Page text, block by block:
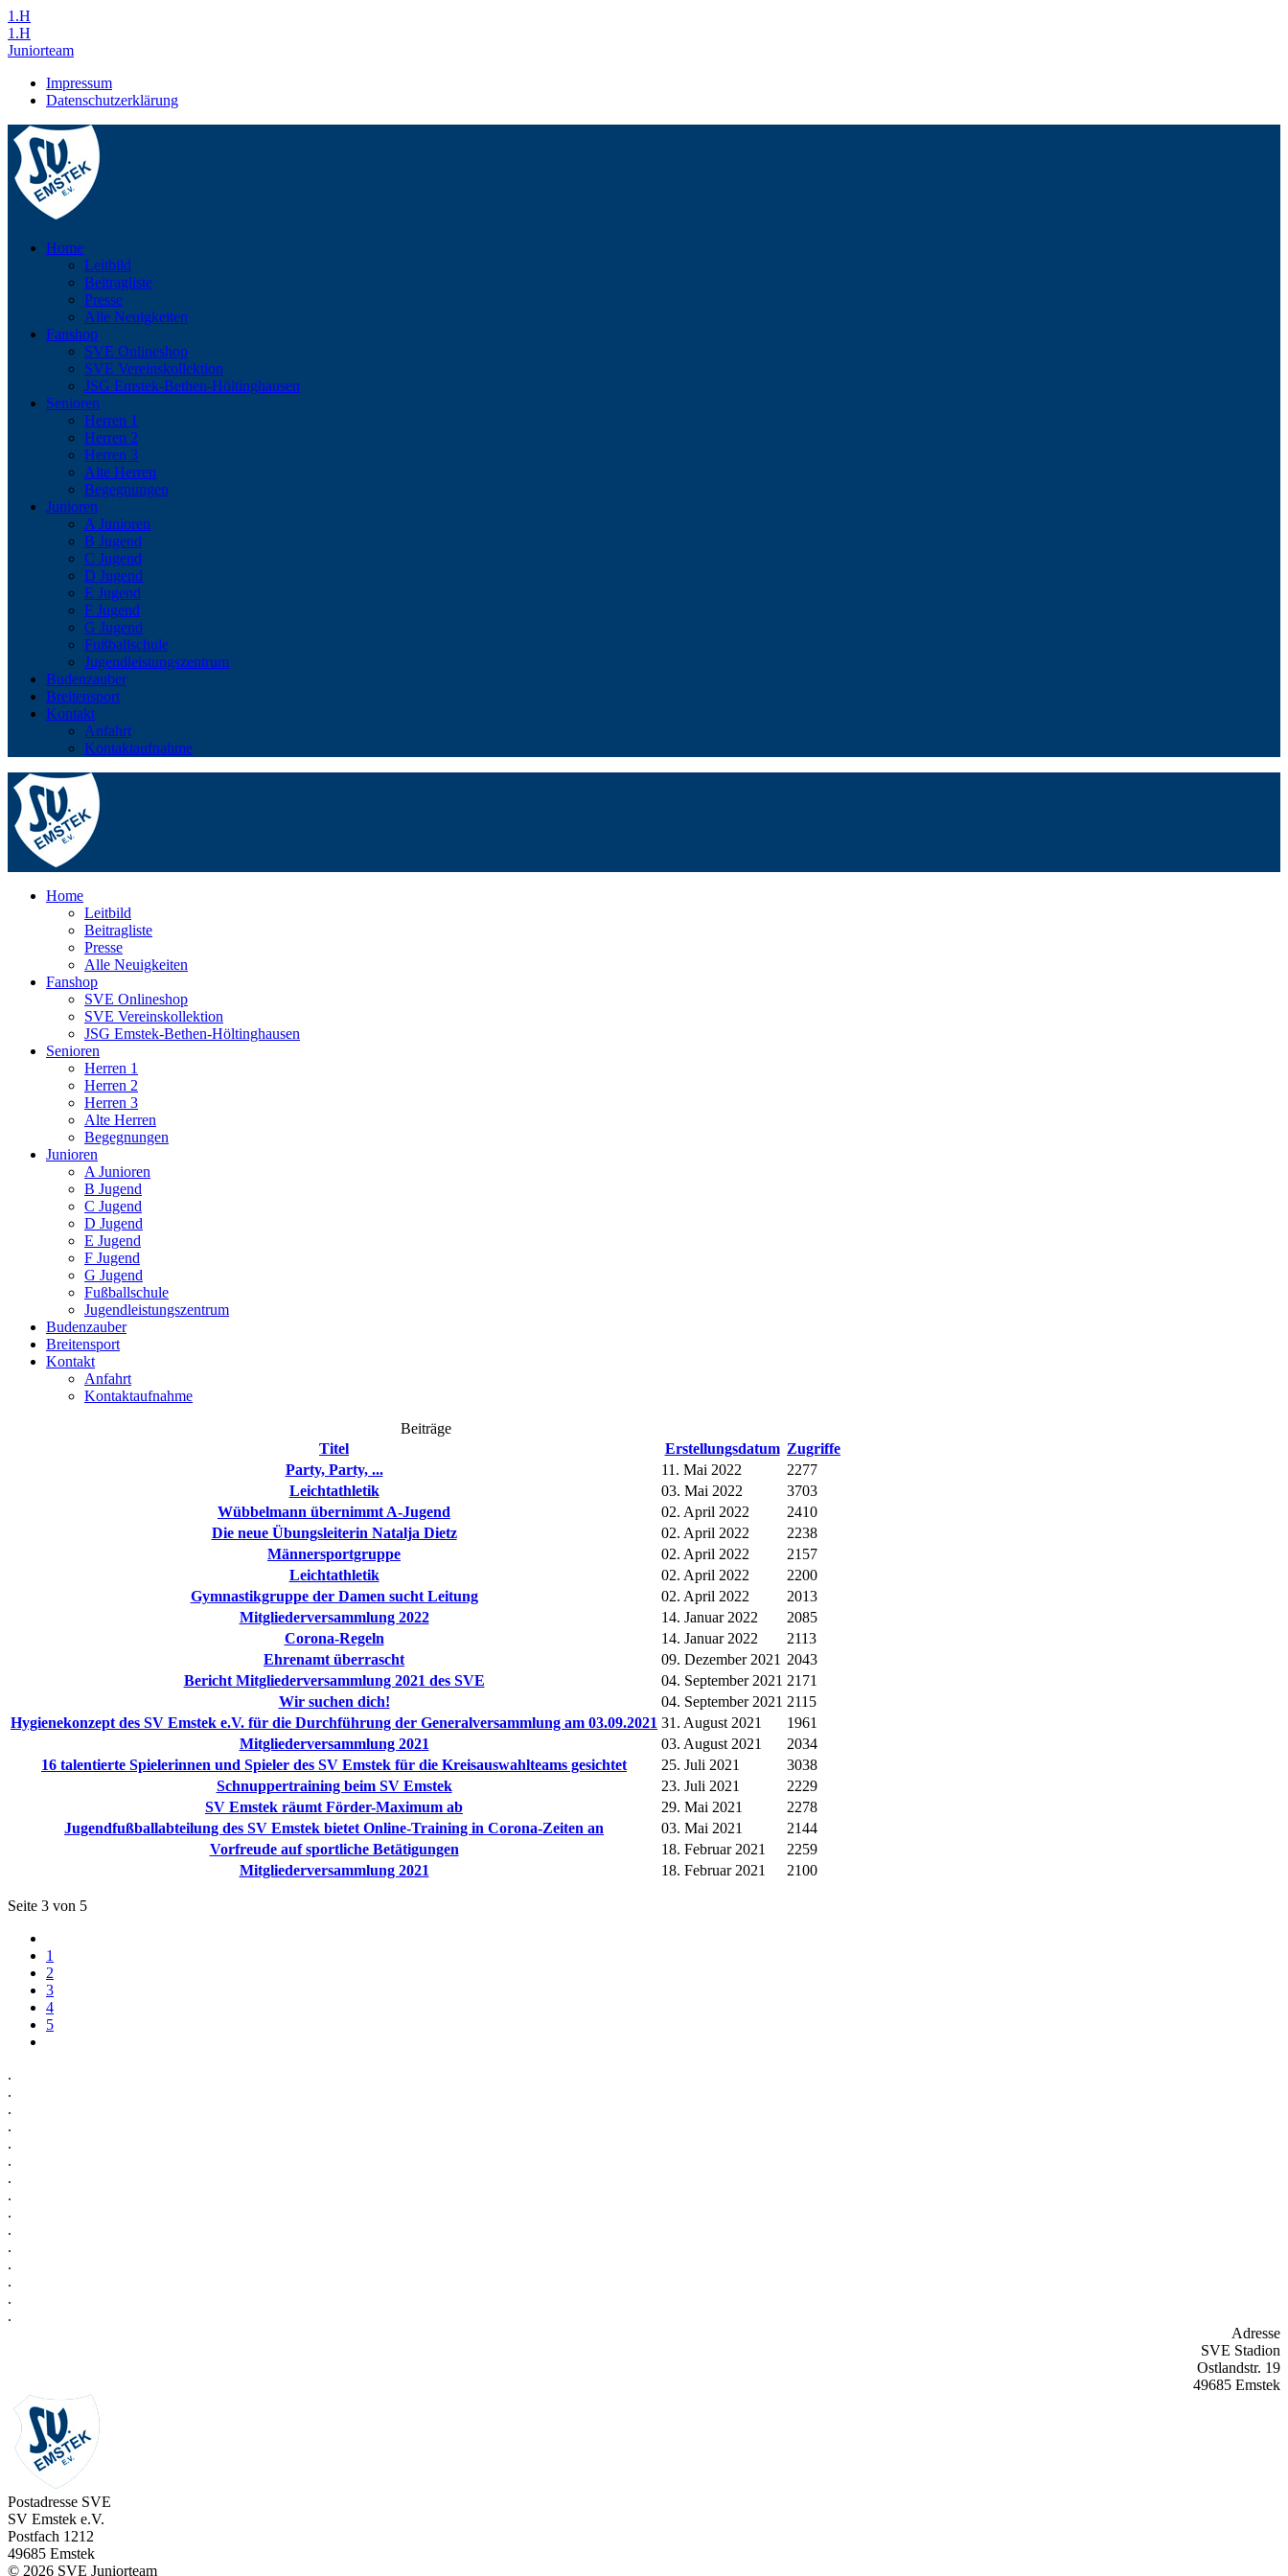
1.H
1.H
Juniorteam
Impressum
Datenschutzerklärung
Home
Leitbild
Beitragliste
Presse
Alle Neuigkeiten
Fanshop
SVE Onlineshop
SVE Vereinskollektion
JSG Emstek-Bethen-Höltinghausen
Senioren
Herren 1
Herren 2
Herren 3
Alte Herren
Begegnungen
Junioren
A Junioren
B Jugend
C Jugend
D Jugend
E Jugend
F Jugend
G Jugend
Fußballschule
Jugendleistungszentrum
Budenzauber
Breitensport
Kontakt
Anfahrt
Kontaktaufnahme
Home
Leitbild
Beitragliste
Presse
Alle Neuigkeiten
Fanshop
SVE Onlineshop
SVE Vereinskollektion
JSG Emstek-Bethen-Höltinghausen
Senioren
Herren 1
Herren 2
Herren 3
Alte Herren
Begegnungen
Junioren
A Junioren
B Jugend
C Jugend
D Jugend
E Jugend
F Jugend
G Jugend
Fußballschule
Jugendleistungszentrum
Budenzauber
Breitensport
Kontakt
Anfahrt
Kontaktaufnahme
Beiträge
Titel
Erstellungsdatum Zugriffe
Party, Party, ...
11. Mai 2022
2277
Leichtathletik
03. Mai 2022
3703
Wübbelmann übernimmt A-Jugend
02. April 2022
2410
Die neue Übungsleiterin Natalja Dietz
02. April 2022
2238
Männersportgruppe
02. April 2022
2157
Leichtathletik
02. April 2022
2200
Gymnastikgruppe der Damen sucht Leitung
02. April 2022
2013
Mitgliederversammlung 2022
14. Januar 2022
2085
Corona-Regeln
14. Januar 2022
2113
Ehrenamt überrascht
09. Dezember 2021 2043
Bericht Mitgliederversammlung 2021 des SVE
04. September 2021 2171
Wir suchen dich!
04. September 2021 2115
Hygienekonzept des SV Emstek e.V. für die Durchführung der Generalversammlung am 03.09.2021 31. August 2021
1961
Mitgliederversammlung 2021
03. August 2021
2034
16 talentierte Spielerinnen und Spieler des SV Emstek für die Kreisauswahlteams gesichtet
25. Juli 2021
3038
Schnuppertraining beim SV Emstek
23. Juli 2021
2229
SV Emstek räumt Förder-Maximum ab
29. Mai 2021
2278
Jugendfußballabteilung des SV Emstek bietet Online-Training in Corona-Zeiten an
03. Mai 2021
2144
Vorfreude auf sportliche Betätigungen
18. Februar 2021
2259
Mitgliederversammlung 2021
18. Februar 2021 2100
Seite 3 von 5
1
2
3
4
5
.
.
.
.
.
.
.
.
.
.
.
.
.
.
.
Adresse
SVE Stadion
Ostlandstr. 19
49685 Emstek
Postadresse SVE
SV Emstek e.V.
Postfach 1212
49685 Emstek
© 2026 SVE Juniorteam